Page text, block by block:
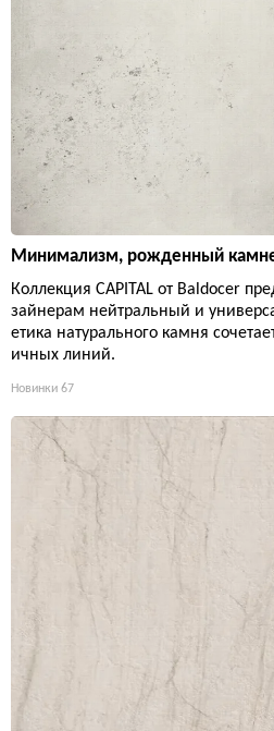
Минимализм, рожденный
Коллекция CAPITAL от Baldocer
зайнерам нейтральный и
етика натурального камня
ичных линий.
Новинки 67